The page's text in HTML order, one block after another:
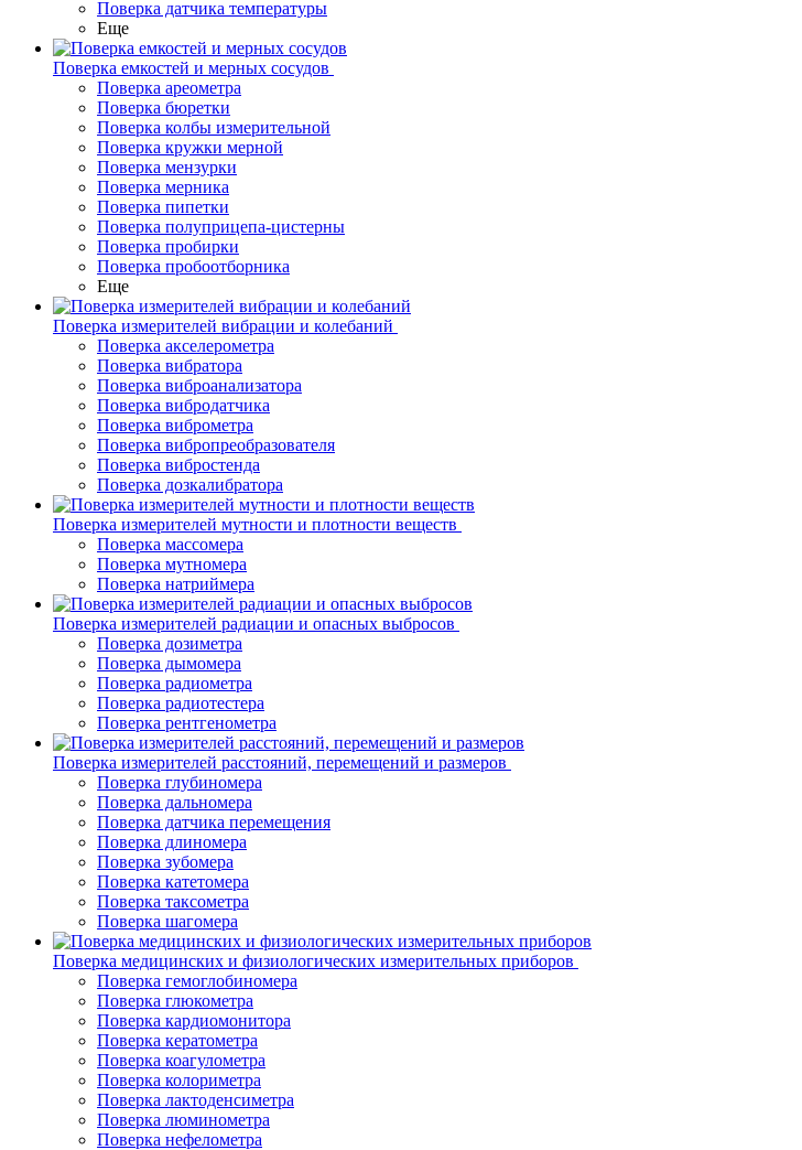
Поверка датчика температуры
Еще
Поверка емкостей и мерных сосудов
Поверка ареометра
Поверка бюретки
Поверка колбы измерительной
Поверка кружки мерной
Поверка мензурки
Поверка мерника
Поверка пипетки
Поверка полуприцепа-цистерны
Поверка пробирки
Поверка пробоотборника
Еще
Поверка измерителей вибрации и колебаний
Поверка акселерометра
Поверка вибратора
Поверка виброанализатора
Поверка вибродатчика
Поверка виброметра
Поверка вибропреобразователя
Поверка вибростенда
Поверка дозкалибратора
Поверка измерителей мутности и плотности веществ
Поверка массомера
Поверка мутномера
Поверка натриймера
Поверка измерителей радиации и опасных выбросов
Поверка дозиметра
Поверка дымомера
Поверка радиометра
Поверка радиотестера
Поверка рентгенометра
Поверка измерителей расстояний, перемещений и размеров
Поверка глубиномера
Поверка дальномера
Поверка датчика перемещения
Поверка длиномера
Поверка зубомера
Поверка катетомера
Поверка таксометра
Поверка шагомера
Поверка медицинских и физиологических измерительных приборов
Поверка гемоглобиномера
Поверка глюкометра
Поверка кардиомонитора
Поверка кератометра
Поверка коагулометра
Поверка колориметра
Поверка лактоденсиметра
Поверка люминометра
Поверка нефелометра